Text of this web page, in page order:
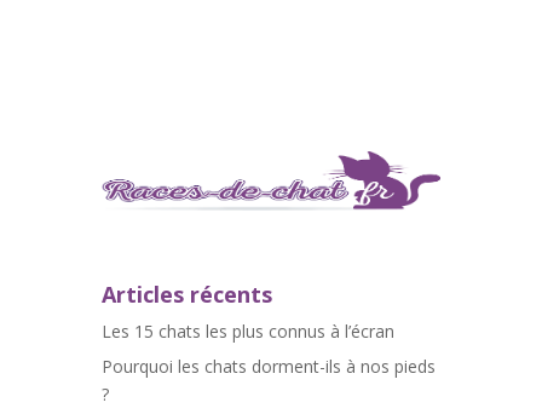
Articles récents
Les 15 chats les plus connus à l’écran
Pourquoi les chats dorment-ils à nos pieds
?